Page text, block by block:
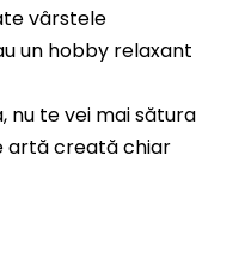
vârstele
un hobby relaxant
nu te vei mai sătura
artă creată chiar